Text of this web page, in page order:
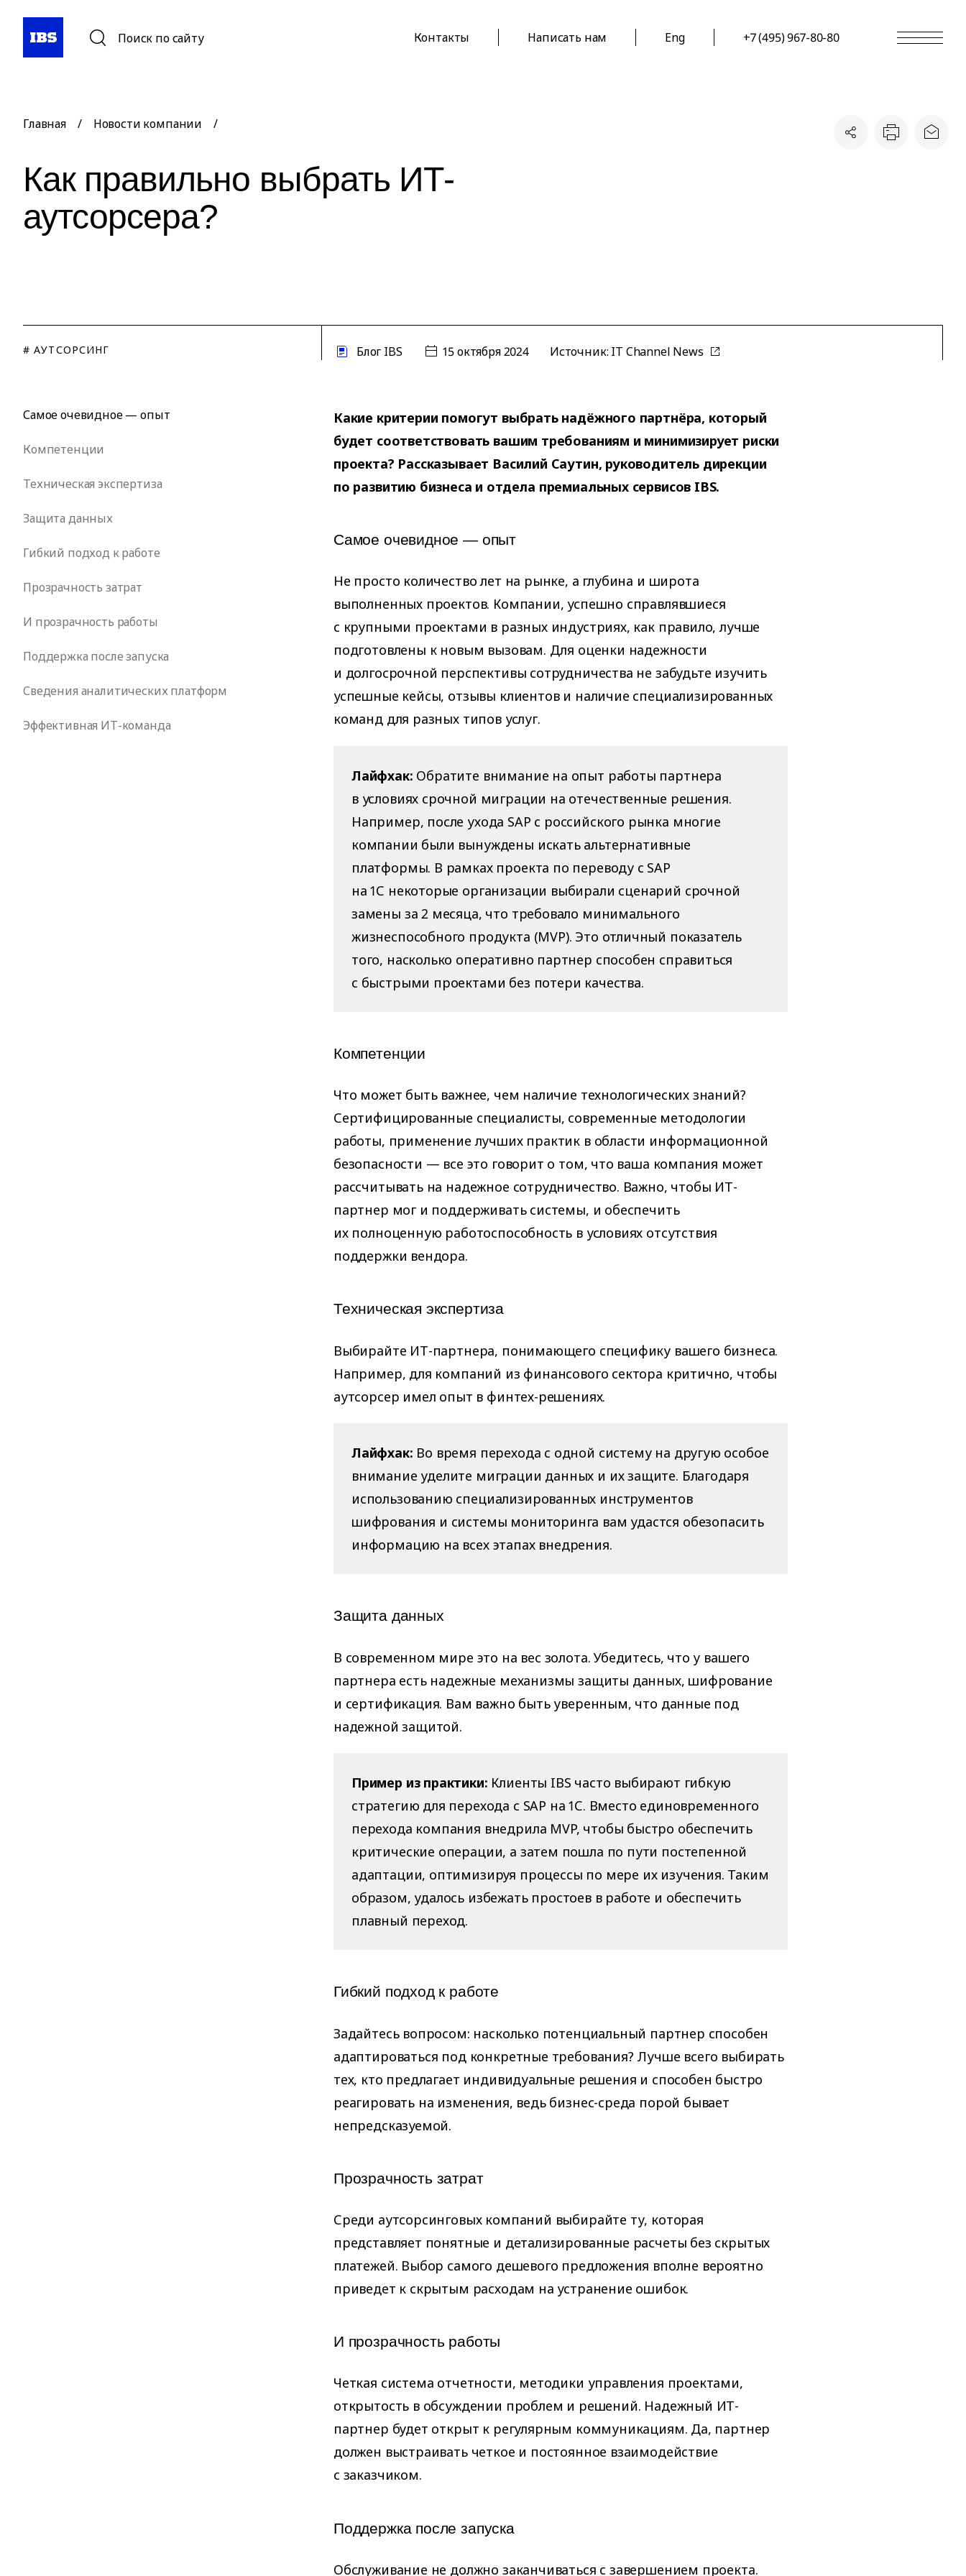
Поиск по сайту Контакты Написать нам Eng +7 (495) 967-80-80
Главная / Новости компании /
Как правильно выбрать ИТ-
аутсорсера?
# АУТСОРСИНГ Блог IBS 15 октября 2024 Источник: IT Channel News
Самое очевидное — опыт
Компетенции
Техническая экспертиза
Защита данных
Гибкий подход к работе
Прозрачность затрат
И прозрачность работы
Поддержка после запуска
Сведения аналитических платформ
Эффективная ИТ-команда
Какие критерии помогут выбрать надёжного партнёра, который
будет соответствовать вашим требованиям и минимизирует риски
проекта? Рассказывает Василий Саутин, руководитель дирекции
по развитию бизнеса и отдела премиальных сервисов IBS.
Самое очевидное — опыт
Не просто количество лет на рынке, а глубина и широта
выполненных проектов. Компании, успешно справлявшиеся
с крупными проектами в разных индустриях, как правило, лучше
подготовлены к новым вызовам. Для оценки надежности
и долгосрочной перспективы сотрудничества не забудьте изучить
успешные кейсы, отзывы клиентов и наличие специализированных
команд для разных типов услуг.
Лайфхак: Обратите внимание на опыт работы партнера
в условиях срочной миграции на отечественные решения.
Например, после ухода SAP с российского рынка многие
компании были вынуждены искать альтернативные
платформы. В рамках проекта по переводу с SAP
на 1С некоторые организации выбирали сценарий срочной
замены за 2 месяца, что требовало минимального
жизнеспособного продукта (MVP). Это отличный показатель
того, насколько оперативно партнер способен справиться
с быстрыми проектами без потери качества.
Компетенции
Что может быть важнее, чем наличие технологических знаний?
Сертифицированные специалисты, современные методологии
работы, применение лучших практик в области информационной
безопасности — все это говорит о том, что ваша компания может
рассчитывать на надежное сотрудничество. Важно, чтобы ИТ-
партнер мог и поддерживать системы, и обеспечить
их полноценную работоспособность в условиях отсутствия
поддержки вендора.
Техническая экспертиза
Выбирайте ИТ-партнера, понимающего специфику вашего бизнеса.
Например, для компаний из финансового сектора критично, чтобы
аутсорсер имел опыт в финтех-решениях.
Лайфхак: Во время перехода с одной систему на другую особое
внимание уделите миграции данных и их защите. Благодаря
использованию специализированных инструментов
шифрования и системы мониторинга вам удастся обезопасить
информацию на всех этапах внедрения.
Защита данных
В современном мире это на вес золота. Убедитесь, что у вашего
партнера есть надежные механизмы защиты данных, шифрование
и сертификация. Вам важно быть уверенным, что данные под
надежной защитой.
Пример из практики: Клиенты IBS часто выбирают гибкую
стратегию для перехода с SAP на 1С. Вместо единовременного
перехода компания внедрила MVP, чтобы быстро обеспечить
критические операции, а затем пошла по пути постепенной
адаптации, оптимизируя процессы по мере их изучения. Таким
образом, удалось избежать простоев в работе и обеспечить
плавный переход.
Гибкий подход к работе
Задайтесь вопросом: насколько потенциальный партнер способен
адаптироваться под конкретные требования? Лучше всего выбирать
тех, кто предлагает индивидуальные решения и способен быстро
реагировать на изменения, ведь бизнес-среда порой бывает
непредсказуемой.
Прозрачность затрат
Среди аутсорсинговых компаний выбирайте ту, которая
представляет понятные и детализированные расчеты без скрытых
платежей. Выбор самого дешевого предложения вполне вероятно
приведет к скрытым расходам на устранение ошибок.
И прозрачность работы
Четкая система отчетности, методики управления проектами,
открытость в обсуждении проблем и решений. Надежный ИТ-
партнер будет открыт к регулярным коммуникациям. Да, партнер
должен выстраивать четкое и постоянное взаимодействие
с заказчиком.
Поддержка после запуска
Обслуживание не должно заканчиваться с завершением проекта.